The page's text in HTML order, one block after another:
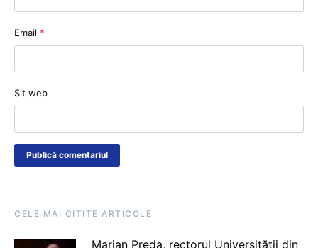
Email *
Sit web
CELE MAI CITITE ARTICOLE
Marian Preda, rectorul Universității din